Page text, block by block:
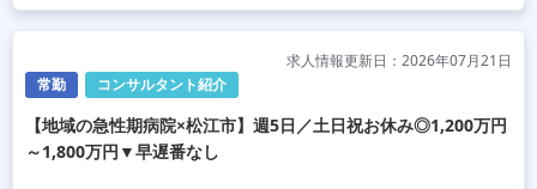
常勤 コンサルタント紹介
求人情報更新日：2026年07月21日
【地域の急性期病院×松江市】週5日／土日祝お休み◎1,200万円
～1,800万円▼早遅番なし